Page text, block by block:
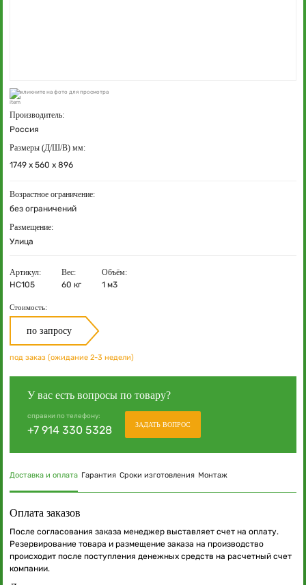
кликните на фото для просмотра
Производитель:
Россия
Размеры (Д/Ш/В) мм:
1749 х 560 х 896
Возрастное ограничение:
без ограничений
Размещение:
Улица
Артикул:
НС105
Вес:
60 кг
Объём:
1 м3
Стоимость:
по запросу
под заказ (ожидание 2-3 недели)
У вас есть вопросы по товару?
справки по телефону:
+7 914 330 5328 ЗАДАТЬ ВОПРОС
Доставка и оплата Гарантия Сроки изготовления Монтаж
Оплата заказов
После согласования заказа менеджер выставляет счет на оплату.
Резервирование товара и размещение заказа на производство
происходит после поступления денежных средств на расчетный счет
компании.